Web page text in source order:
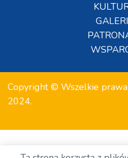
Copyright © Wszelkie prawa
2024.